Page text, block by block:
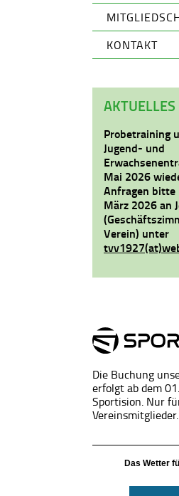
KONTAKT
AKTUELLES
Probetraining
Jugend- und
Mai 2026
Anfragen bitte
März 2026 an
Verein) unter
Die Buchung
erfolgt ab dem
Sportision. Nur
Vereinsmitglieder.
Das Wetter